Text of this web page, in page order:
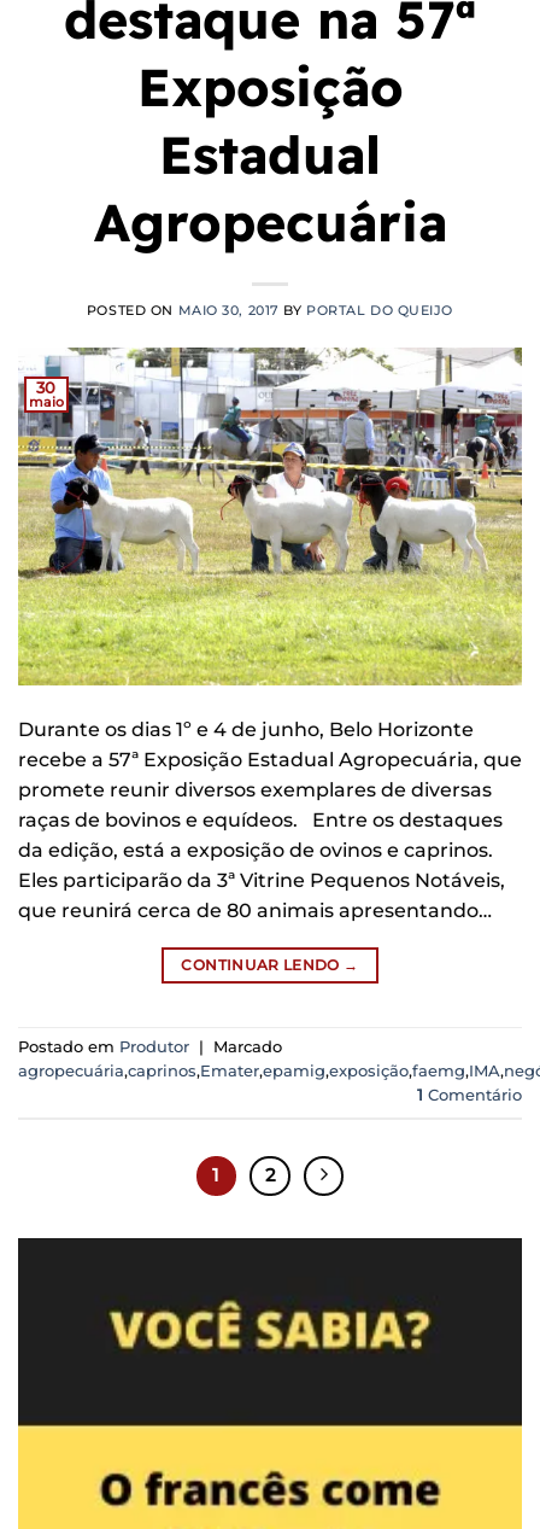
destaque na 57ª
Exposição
Estadual
Agropecuária
POSTED ON MAIO 30, 2017 BY PORTAL DO QUEIJO
30
maio
Durante os dias 1º e 4 de junho, Belo Horizonte
recebe a 57ª Exposição Estadual Agropecuária, que
promete reunir diversos exemplares de diversas
raças de bovinos e equídeos. Entre os destaques
da edição, está a exposição de ovinos e caprinos.
Eles participarão da 3ª Vitrine Pequenos Notáveis,
que reunirá cerca de 80 animais apresentando…
CONTINUAR LENDO →
Postado em Produtor |
Marcado
agropecuária,caprinos,Emater,epamig,exposição,faemg,IMA,
1 Comentário
1 2